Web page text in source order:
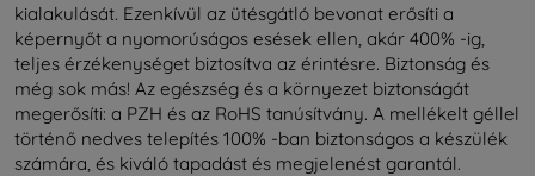
kialakulását. Ezenkívül az ütésgátló bevonat erősíti a
képernyőt a nyomorúságos esések ellen, akár 400% -ig,
teljes érzékenységet biztosítva az érintésre. Biztonság és
még sok más! Az egészség és a környezet biztonságát
megerősíti: a PZH és az RoHS tanúsítvány. A mellékelt géllel
történő nedves telepítés 100% -ban biztonságos a készülék
számára, és kiváló tapadást és megjelenést garantál.